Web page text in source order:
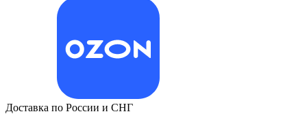
Доставка по России и СНГ